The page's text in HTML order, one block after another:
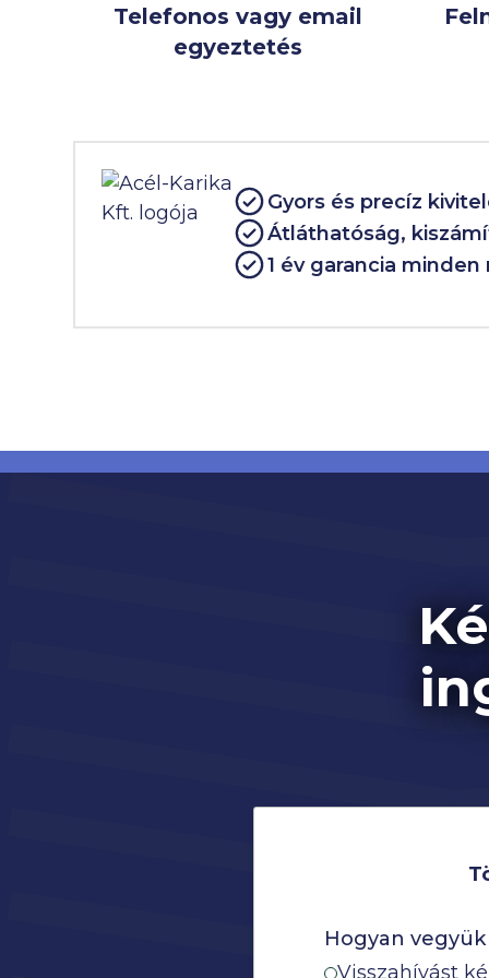
Telefonos vagy email
egyeztetés
Gyors és precíz
Átláthatóság,
1 év garancia
Hogyan
Visszahívást